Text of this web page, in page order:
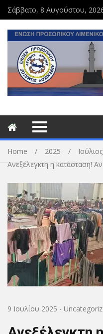
Σάββατο, 8 Αυγούστου,
Home 2025 Ιούλιος
Ανεξέλεγκτη η κατάσταση!
9 Ιουλίου 2025 -